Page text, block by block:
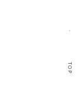
TOP